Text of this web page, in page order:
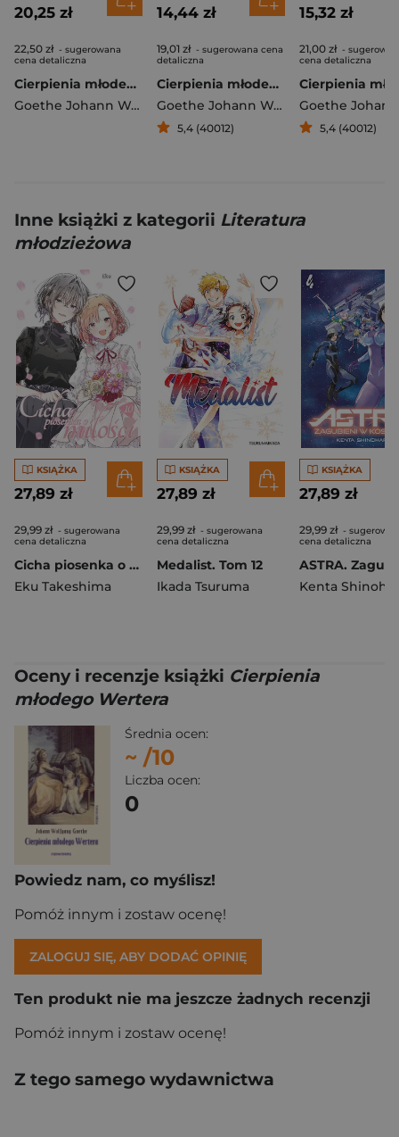
20,25 zł
22,50 zł - sugerowana
cena detaliczna
Cierpienia młodego Wertera
Goethe Johann Wolfgang
14,44 zł
19,01 zł - sugerowana cena
detaliczna
Cierpienia młodego Wertera
Goethe Johann Wolfgang
5,4 (40012)
15,32 zł
21,00 zł -
cena detaliczna
5,4 (40012)
Inne książki z kategorii Literatura
młodzieżowa
KSIĄŻKA
27,89 zł
29,99 zł - sugerowana
cena detaliczna
Cicha piosenka o miłości. Tom 10
Eku Takeshima
KSIĄŻKA
27,89 zł
29,99 zł - sugerowana
cena detaliczna
Medalist. Tom 12
Ikada Tsuruma
KSIĄŻKA
27,89 zł
29,99 zł -
cena detaliczna
Kenta
Oceny i recenzje książki Cierpienia
młodego Wertera
Średnia ocen:
~ /10
Liczba ocen:
0
Powiedz nam, co myślisz!
Pomóż innym i zostaw ocenę!
ZALOGUJ SIĘ, ABY DODAĆ OPINIĘ
Ten produkt nie ma jeszcze żadnych recenzji
Pomóż innym i zostaw ocenę!
Z tego samego wydawnictwa